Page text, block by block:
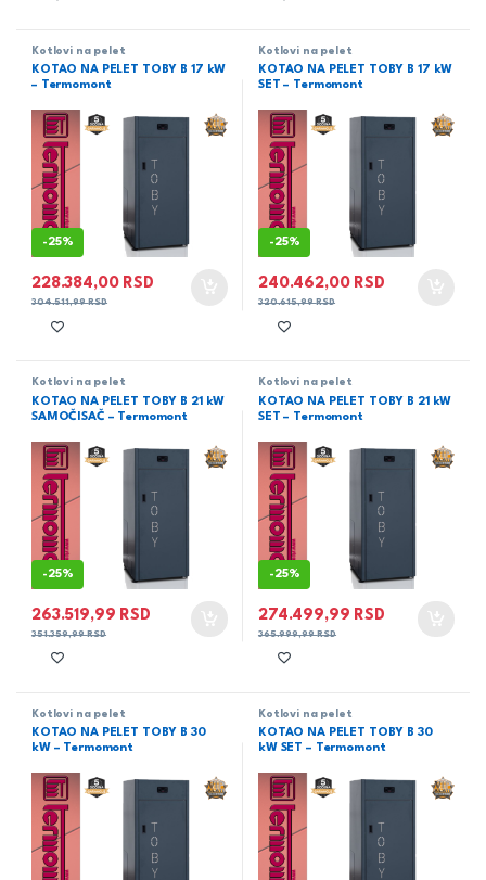
Kotlovi na pelet
KOTAO NA PELET TOBY B 17 kW
– Termomont
-25%
228.384,00 RSD
304.511,99RSD
Kotlovi na pelet
KOTAO NA PELET TOBY B 17 kW
SET – Termomont
-25%
240.462,00 RSD
320.615,99RSD
Kotlovi na pelet
KOTAO NA PELET TOBY B 21 kW
SAMOČISAČ – Termomont
-25%
263.519,99 RSD
351.359,99RSD
Kotlovi na pelet
KOTAO NA PELET TOBY B 21 kW
SET – Termomont
-25%
274.499,99 RSD
365.999,99RSD
Kotlovi na pelet
KOTAO NA PELET TOBY B 30
kW – Termomont
Kotlovi na pelet
KOTAO NA PELET TOBY B 30
kW SET – Termomont